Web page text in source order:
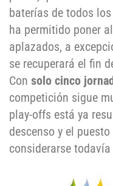
baterías de todos
ha permitido poner
aplazados, a
se recuperará el fin
Con solo cinco
competición sigue
play-offs está ya
descenso y el
considerarse